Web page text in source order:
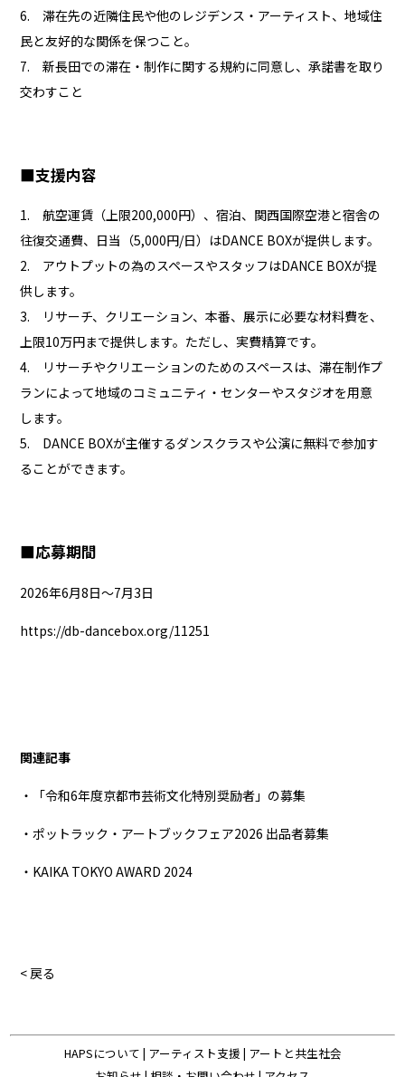
6. 滞在先の近隣住民や他のレジデンス・アーティスト、地域住
民と友好的な関係を保つこと。
7. 新長田での滞在・制作に関する規約に同意し、承諾書を取り
交わすこと
■支援内容
1. 航空運賃（上限200,000円）、宿泊、関西国際空港と宿舎の
往復交通費、日当（5,000円/日）はDANCE BOXが提供します。
2. アウトプットの為のスペースやスタッフはDANCE BOXが提
供します。
3. リサーチ、クリエーション、本番、展示に必要な材料費を、
上限10万円まで提供します。ただし、実費精算です。
4. リサーチやクリエーションのためのスペースは、滞在制作プ
ランによって地域のコミュニティ・センターやスタジオを用意
します。
5. DANCE BOXが主催するダンスクラスや公演に無料で参加す
ることができます。
■応募期間
2026年6月8日～7月3日
https://db-dancebox.org/11251
関連記事
・「令和6年度京都市芸術文化特別奨励者」の募集
・ポットラック・アートブックフェア2026 出品者募集
・KAIKA TOKYO AWARD 2024
< 戻る
HAPSについて | アーティスト支援 | アートと共生社会